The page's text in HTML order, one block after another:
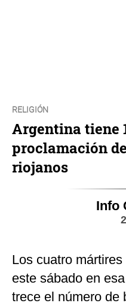
RELIGIÓN
Argentina tiene
proclamación
riojanos
Info
Los cuatro
este sábado en
trece el número de